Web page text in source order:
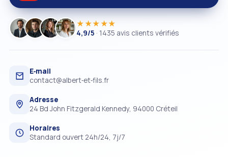
★★★★★
4,9/5 · 1435 avis clients vérifiés
E‑mail
contact@albert‑et‑fils.fr
Adresse
24 Bd John Fitzgerald Kennedy, 94000 Créteil
Horaires
Standard ouvert 24h/24, 7j/7